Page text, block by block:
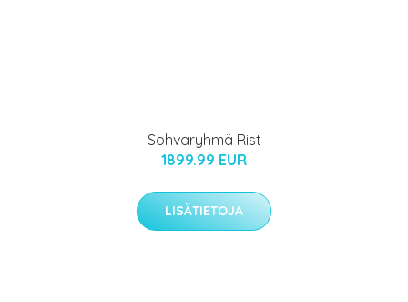
Sohvaryhmä Rist
1899.99 EUR
LISÄTIETOJA